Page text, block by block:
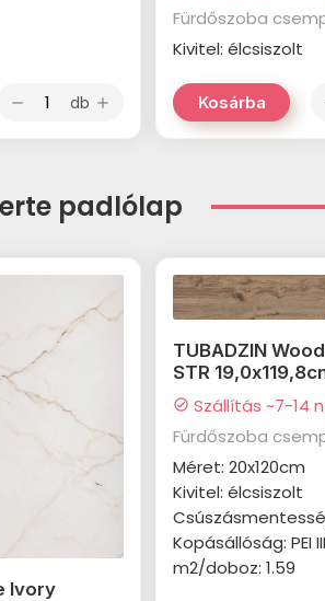
remove db add
Fürdőszoba
Kivitel: élcsiszolt
Kosárba
padlólap
Ivory
TUBADZIN
STR
check_circle Szállítás ~7-14
Fürdőszoba
Méret: 20x120cm
Kivitel: élcsiszolt
Kopásállóság: PEI III
m2/doboz: 1.59